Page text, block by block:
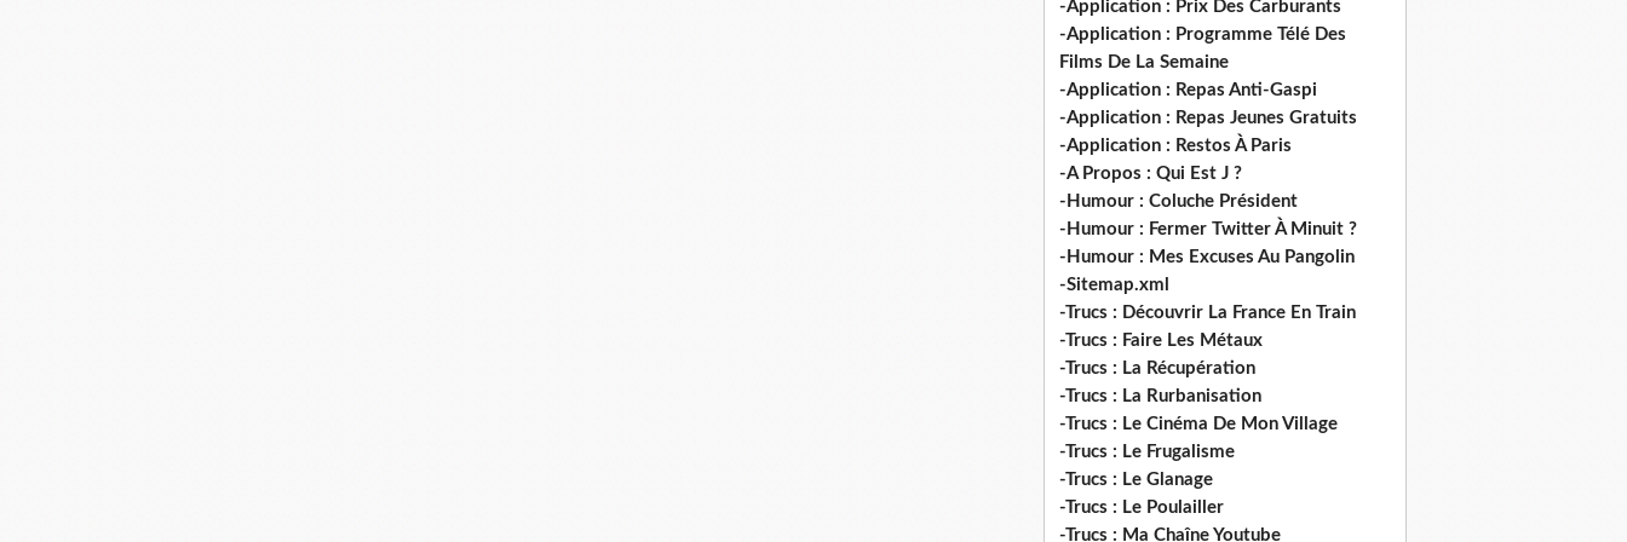
-Application : Prix Des Carburants
-Application : Programme Télé Des
Films De La Semaine
-Application : Repas Anti-Gaspi
-Application : Repas Jeunes Gratuits
-Application : Restos À Paris
-A Propos : Qui Est J ?
-Humour : Coluche Président
-Humour : Fermer Twitter À Minuit ?
-Humour : Mes Excuses Au Pangolin
-Sitemap.xml
-Trucs : Découvrir La France En Train
-Trucs : Faire Les Métaux
-Trucs : La Récupération
-Trucs : La Rurbanisation
-Trucs : Le Cinéma De Mon Village
-Trucs : Le Frugalisme
-Trucs : Le Glanage
-Trucs : Le Poulailler
-Trucs : Ma Chaîne Youtube